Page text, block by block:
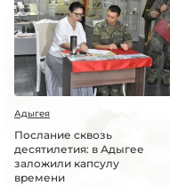
Адыгея
Послание сквозь
десятилетия: в Адыгее
заложили капсулу
времени